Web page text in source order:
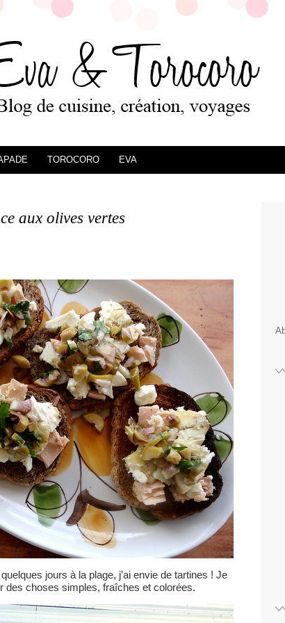
TOROCORO EVA
aux olives vertes
jours à la plage, j’ai envie de tartines ! Je
des choses simples, fraîches et colorées.